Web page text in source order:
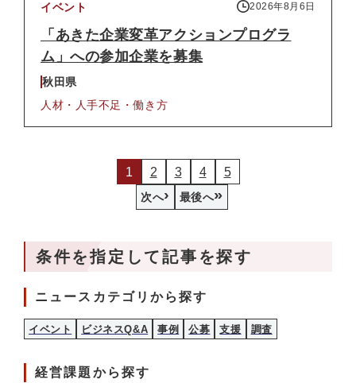
イベント 2026年8月6日
「あきた企業変革アクションプログラ
ム」への参加企業を募集
秋田県
人材・人手不足・働き方
1 2 3 4 5
次へ› 最後へ»
条件を指定して記事を探す
ニュースカテゴリから探す
イベント ビジネスQ&A 事例 公募 支援 調査
経営課題から探す